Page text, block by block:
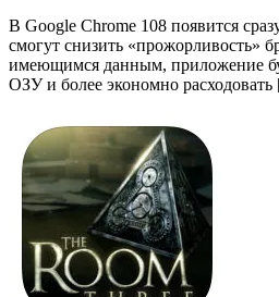
В Google Chrome 108 появится
смогут снизить «прожорливость»
имеющимся данным, приложение
ОЗУ и более экономно